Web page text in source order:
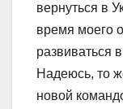
вернуться в
время моего
развиваться
Надеюсь, то
новой